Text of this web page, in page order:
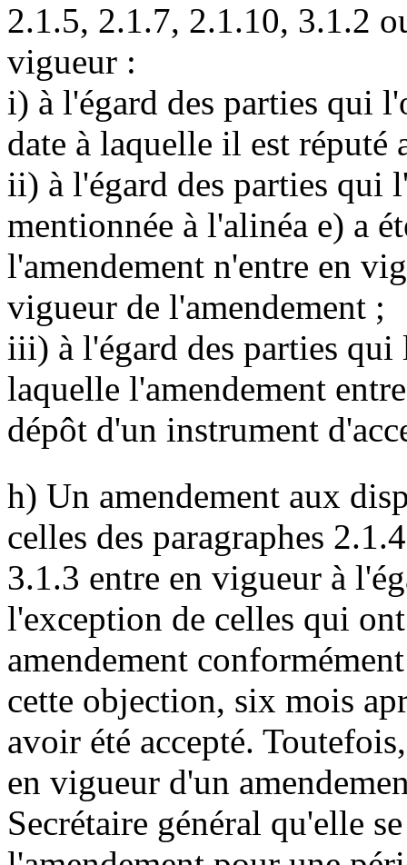
2.1.5, 2.1.7, 2.1.10, 3.1.2
vigueur :
i) à l'égard des parties qui
date à laquelle il est réputé
ii) à l'égard des parties qui
mentionnée à l'alinéa e) a
l'amendement n'entre en
vigueur de l'amendement ;
iii) à l'égard des parties qui
laquelle l'amendement
dépôt d'un instrument
h) Un amendement aux
celles des paragraphes
3.1.3 entre en vigueur à
l'exception de celles qui
amendement
cette objection, six mois
avoir été accepté.
en vigueur d'un
Secrétaire général qu'elle